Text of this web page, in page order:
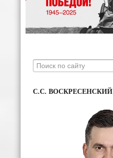
С.С. ВОСКРЕСЕНСКИЙ